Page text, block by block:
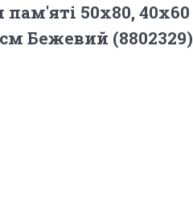
пам'яті 50х80, 40х60
Бежевий (8802329)